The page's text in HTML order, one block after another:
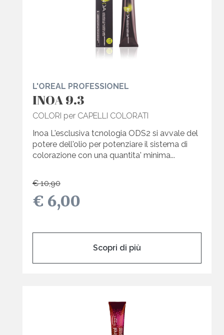
L'OREAL PROFESSIONEL
INOA 9.3
COLORI per CAPELLI COLORATI
Inoa L'esclusiva tcnologia ODS2 si avvale del
potere dell'olio per potenziare il sistema di
colorazione con una quantita' minima...
€ 10,90
€ 6,00
Scopri di più